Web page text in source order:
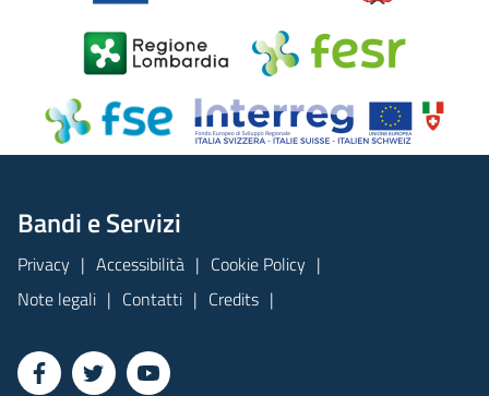
Bandi e Servizi
Privacy Accessibilità
Cookie Policy
Note legali
Contatti Credits